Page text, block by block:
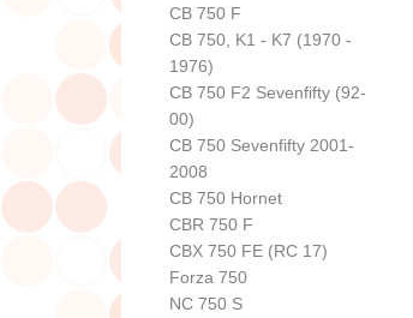
CB 750 F
CB 750, K1 - K7 (1970 -
1976)
CB 750 F2 Sevenfifty (92-
00)
CB 750 Sevenfifty 2001-
2008
CB 750 Hornet
CBR 750 F
CBX 750 FE (RC 17)
Forza 750
NC 750 S